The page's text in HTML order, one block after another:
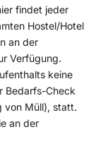
findet jeder
Hostel/Hotel
an der
Verfügung.
keine
Bedarfs-Check
von Müll), statt.
an der